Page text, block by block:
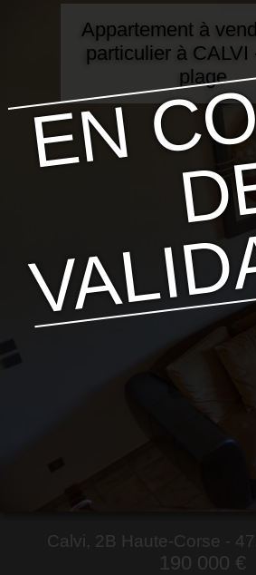
Appartement à
particulier à CALVI
plage
Calvi, 2B Haute-Corse -
190 000 €